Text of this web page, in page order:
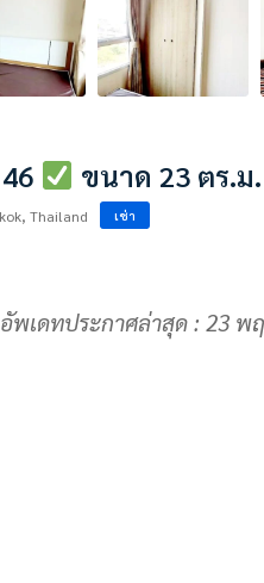
ขนาด 23 ตร.ม
Thailand เช่า
อัพเดทประกาศล่าสุด : 23 พ